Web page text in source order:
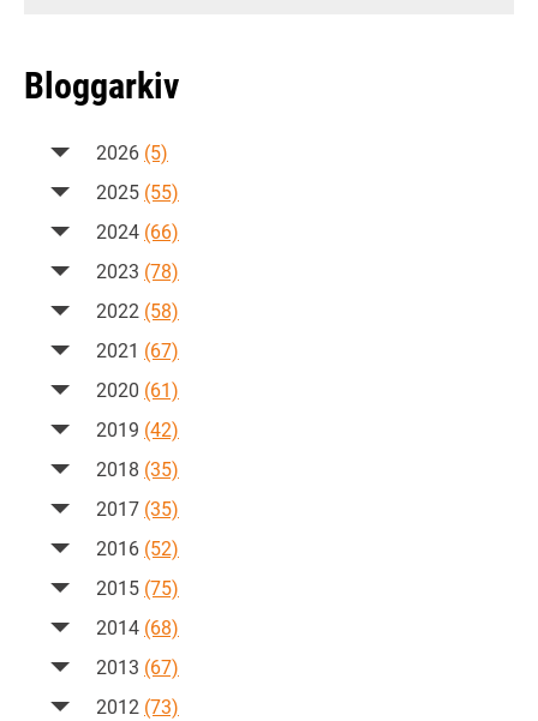
Bloggarkiv
2026 (5)
2025 (55)
2024 (66)
2023 (78)
2022 (58)
2021 (67)
2020 (61)
2019 (42)
2018 (35)
2017 (35)
2016 (52)
2015 (75)
2014 (68)
2013 (67)
2012 (73)